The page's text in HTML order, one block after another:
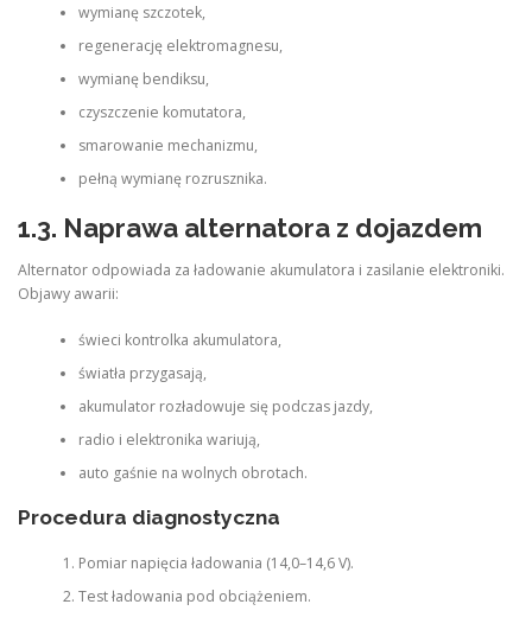
wymianę szczotek,
regenerację elektromagnesu,
wymianę bendiksu,
czyszczenie komutatora,
smarowanie mechanizmu,
pełną wymianę rozrusznika.
1.3. Naprawa alternatora z dojazdem
Alternator odpowiada za ładowanie akumulatora i zasilanie elektroniki.
Objawy awarii:
świeci kontrolka akumulatora,
światła przygasają,
akumulator rozładowuje się podczas jazdy,
radio i elektronika wariują,
auto gaśnie na wolnych obrotach.
Procedura diagnostyczna
Pomiar napięcia ładowania (14,0–14,6 V).
Test ładowania pod obciążeniem.